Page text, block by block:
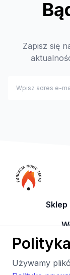
Zapisz się
Sklep
Używamy